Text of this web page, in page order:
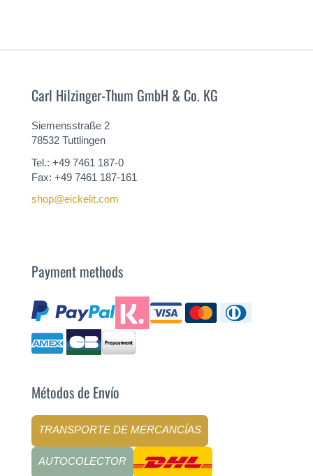
Carl Hilzinger-Thum GmbH & Co. KG
Siemensstraße 2
78532 Tuttlingen
Tel.: +49 7461 187-0
Fax: +49 7461 187-161
shop@eickelit.com
Payment methods
Métodos de Envío
TRANSPORTE DE MERCANCÍAS
AUTOCOLECTOR